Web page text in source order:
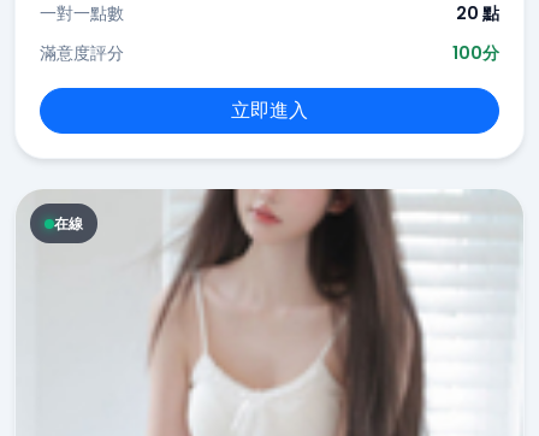
一對一點數
20 點
滿意度評分
100分
立即進入
在線